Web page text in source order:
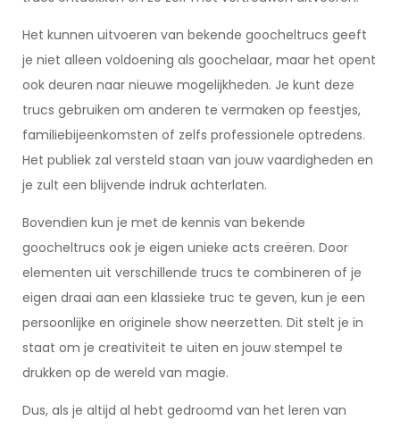
Het kunnen uitvoeren van bekende goocheltrucs geeft
je niet alleen voldoening als goochelaar, maar het opent
ook deuren naar nieuwe mogelijkheden. Je kunt deze
trucs gebruiken om anderen te vermaken op feestjes,
familiebijeenkomsten of zelfs professionele optredens.
Het publiek zal versteld staan van jouw vaardigheden en
je zult een blijvende indruk achterlaten.
Bovendien kun je met de kennis van bekende
goocheltrucs ook je eigen unieke acts creëren. Door
elementen uit verschillende trucs te combineren of je
eigen draai aan een klassieke truc te geven, kun je een
persoonlijke en originele show neerzetten. Dit stelt je in
staat om je creativiteit te uiten en jouw stempel te
drukken op de wereld van magie.
Dus, als je altijd al hebt gedroomd van het leren van